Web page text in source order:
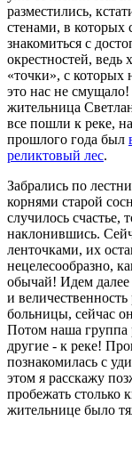
разместились,
стенами, в которых
знакомиться с
окрестностей,
«точки», с которых
это нас не
жительница
все пошли к реке,
прошлого года был
реликтовый лес.
Забрались по
корнями старой
случилось счастье,
наклонившись.
ленточками, их
нецелесообразно,
обычай! Идем
и
больницы, сейчас
Потом наша группа
другие - к реке!
познакомилась с
этом я расскажу
пробежать столько
жительнице было